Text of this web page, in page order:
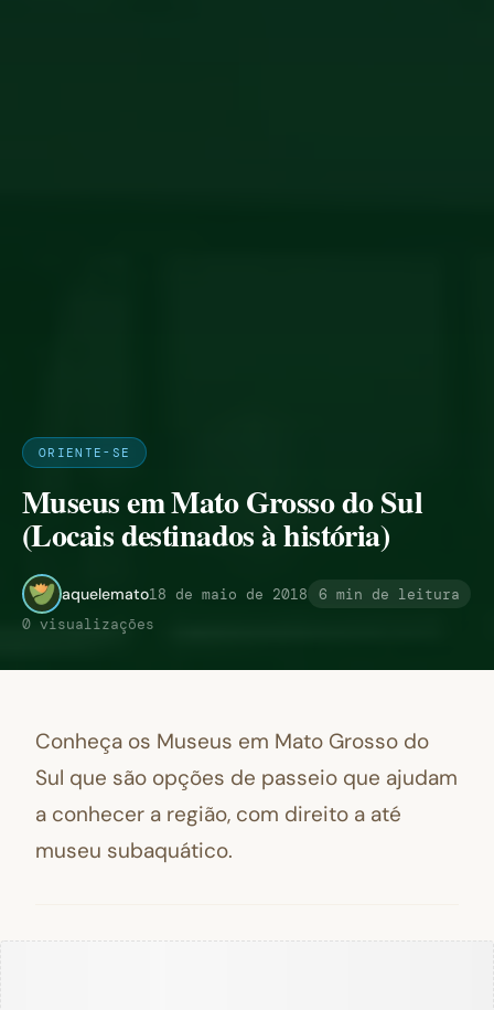
ORIENTE-SE
Museus em Mato Grosso do Sul
(Locais destinados à história)
aquelemato18 de maio de 2018
6 min de leitura
0 visualizações
Conheça os Museus em Mato Grosso do
Sul que são opções de passeio que ajudam
a conhecer a região, com direito a até
museu subaquático.